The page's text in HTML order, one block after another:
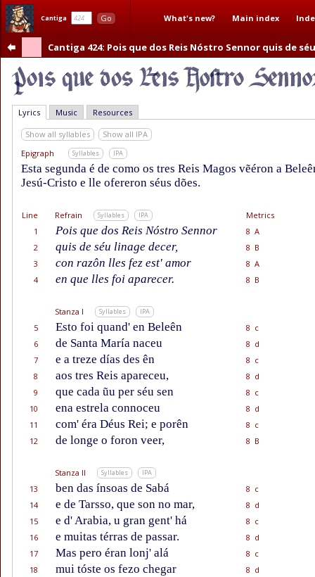
Cantiga Go What's new? Main index
Cantiga 424: Pois que dos Reis Nóstro Sennor quis de
Lyrics Music Resources
Show all syllables
Show all IPA
Epigraph
Syllables IPA
Esta segunda é de como os tres Reis Magos vẽéron a
Jesú-Cristo e lle ofereron séus dões.
Line Refrain Syllables IPA
Metrics
1
Pois que dos Reis Nóstro Sennor
8 A
2
quis de séu linage decer,
8 B
3
con razôn lles fez est' amor
8 A
4
en que lles foi aparecer. 8 B
Stanza I Syllables IPA
5 Esto foi quand' en Beleên
8 c
6
de Santa María naceu
8 d
7
e a treze días des ên
8 c
8
aos tres Reis apareceu,
8 d
9
que cada ũu per séu sen
8 c
10
ena estrela connoceu
8 d
11
com' éra Déus Rei; e porên
8 c
12
de longe o foron veer, 8 B
Stanza II Syllables IPA
13 ben das ínsoas de Sabá
8 c
14
e de Tarsso, que son no mar,
8 d
15
e d' Arabia, u gran gent' há
8 c
16
e muitas térras de passar.
8 d
17
Mas pero éran lonj' alá
8 c
18
mui tóste os fezo chegar
8 d